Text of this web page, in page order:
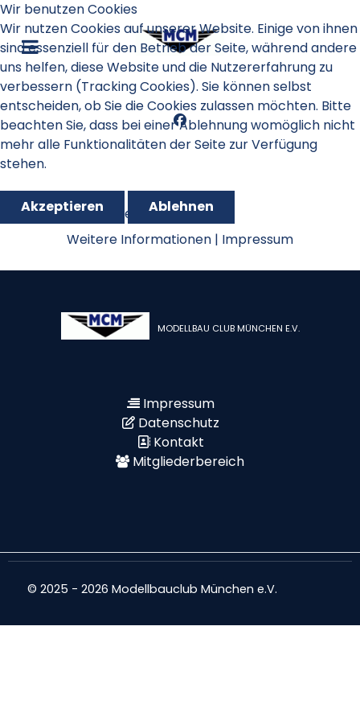
Oktoberfestpokal 2015
MODELLBAU CLUB MÜNCHEN E.V.
Impressum
Datenschutz
Kontakt
Mitgliederbereich
© 2025 - 2026 Modellbauclub München e.V.
Wir benutzen Cookies
Wir nutzen Cookies auf unserer Website. Einige von ihnen
sind essenziell für den Betrieb der Seite, während andere
uns helfen, diese Website und die Nutzererfahrung zu
verbessern (Tracking Cookies). Sie können selbst
entscheiden, ob Sie die Cookies zulassen möchten. Bitte
beachten Sie, dass bei einer Ablehnung womöglich nicht
mehr alle Funktionalitäten der Seite zur Verfügung
stehen.
Akzeptieren
Ablehnen
Weitere Informationen | Impressum